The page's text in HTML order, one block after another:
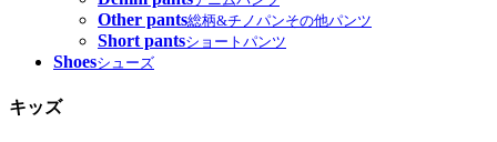
Other pants総柄&チノパンその他パンツ
Short pantsショートパンツ
Shoesシューズ
キッズ